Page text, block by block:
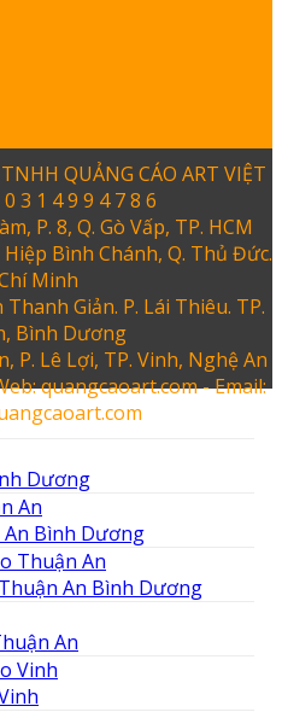
QUẢNG CÁO ART VIỆT
3 1 4 9 9 4 7 8 6
P. 8, Q. Gò Vấp, TP. HCM
Bình Chánh, Q. Thủ Đức.
Minh
Giản. P. Lái Thiêu. TP.
Bình Dương
P. Lê Lợi, TP. Vinh, Nghệ An
quangcaoart.com - Email:
Dương
Bình Dương
An Bình Dương
An